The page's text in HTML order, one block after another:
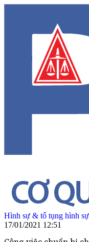
Hình sự & tố tụng hình sự
17/01/2021 12:51